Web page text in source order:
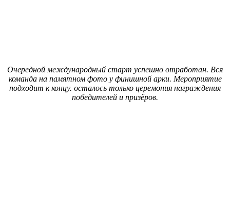
Очередной международный старт успешно отработан. Вся
команда на памятном фото у финишной арки. Мероприятие
подходит к концу. осталось только церемония награждения
победителей и призёров.